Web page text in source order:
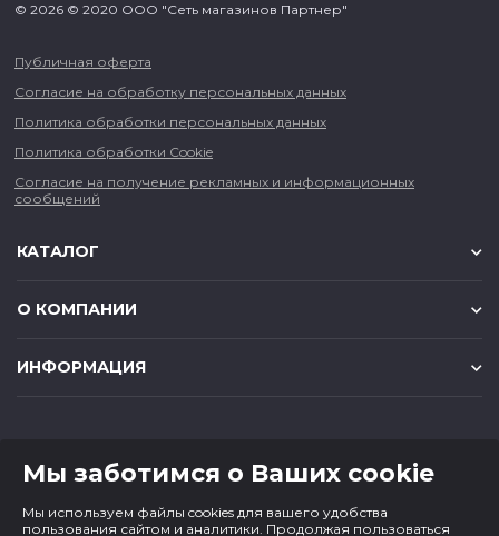
© 2026 © 2020 ООО "Сеть магазинов Партнер"
Публичная оферта
Согласие на обработку персональных данных
Политика обработки персональных данных
Политика обработки Cookie
Согласие на получение рекламных и информационных
сообщений
КАТАЛОГ
О КОМПАНИИ
ИНФОРМАЦИЯ
magazin@cf1.ru
Мы заботимся о Ваших cookie
Мы используем файлы cookies для вашего удобства
пользования сайтом и аналитики. Продолжая пользоваться